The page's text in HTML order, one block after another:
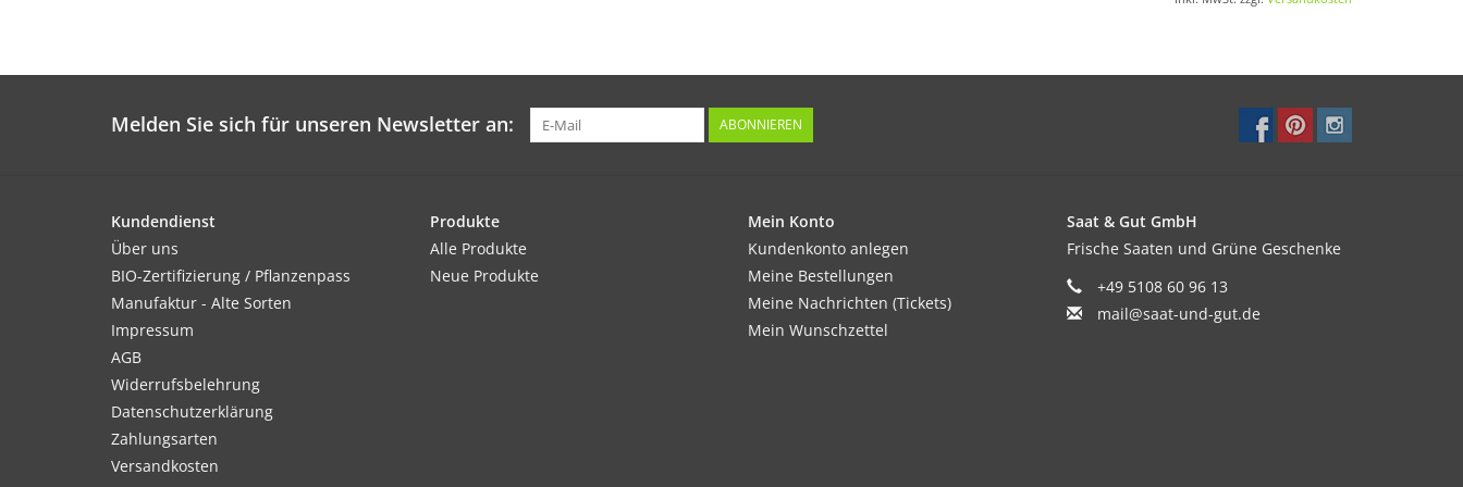
Sehr vielseitig verwendbares Gemüse. Besonders ausgewogenes Mineralstoffverhältnis und
Tipp:
Das Abdecken der Beete mit dunkler Mulchfolie verbessert das Ergebnis, da die Erntezeit
Melden Sie sich für unseren Newsletter an: ABONNIEREN
Kundendienst
Über uns
BIO-Zertifizierung / Pflanzenpass
Manufaktur - Alte Sorten
Impressum
AGB
Widerrufsbelehrung
Datenschutzerklärung
Zahlungsarten
Versandkosten
Produkte
Alle Produkte
Neue Produkte
Mein Konto
Kundenkonto anlegen
Meine Bestellungen
Meine Nachrichten (Tickets)
Mein Wunschzettel
Saat & Gut GmbH
Frische Saaten und Grüne Geschenke
+49 5108 60 96 13
mail@saat-und-gut.de